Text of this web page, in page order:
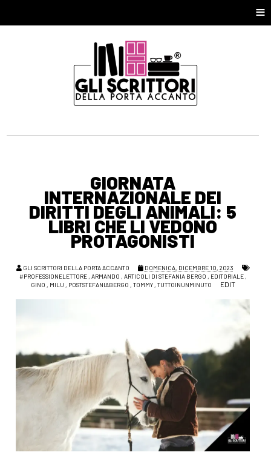
≡
GIORNATA
INTERNAZIONALE DEI
DIRITTI DEGLI ANIMALI: 5
LIBRI CHE LI VEDONO
PROTAGONISTI
GLI SCRITTORI DELLA PORTA ACCANTO
DOMENICA, DICEMBRE 10, 2023
#PROFESSIONELETTORE, ARMANDO , ARTICOLI DI STEFANIA BERGO , EDITORIALE,
GINO , MILU , POSTSTEFANIABERGO , TOMMY, TUTTOINUNMINUTO EDIT